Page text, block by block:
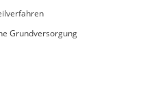
Grundversorgung